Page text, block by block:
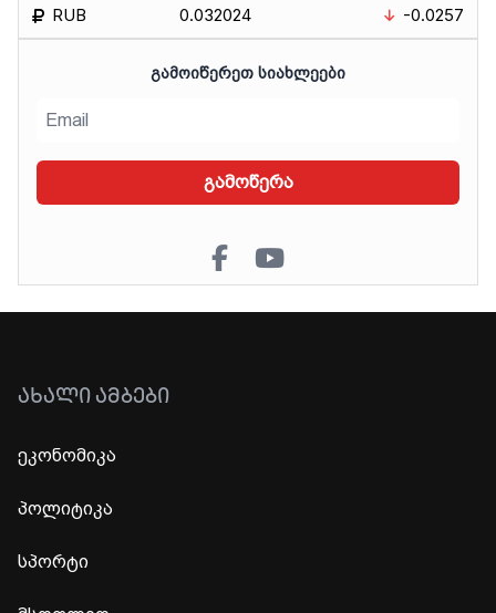
RUB
0.032024
-0.0257
ᲒᲐᲛᲝᲘᲬᲔᲠᲔᲗ ᲡᲘᲐᲮᲚᲔᲔᲑᲘ
გამოწერა
ᲐᲮᲐᲚᲘ ᲐᲛᲑᲔᲑᲘ
ეკონომიკა
პოლიტიკა
სპორტი